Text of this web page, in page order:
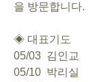
을 방문합니다.
◈ 대표기도
05/03  김인교
05/10  박리실